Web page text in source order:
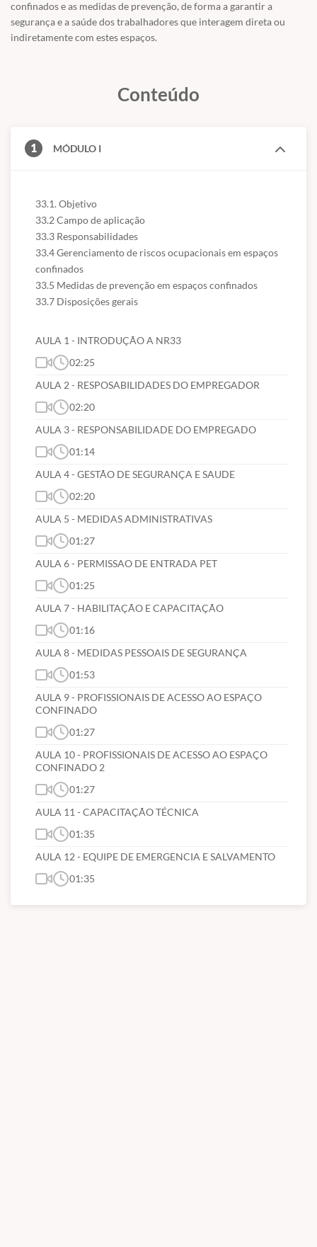
confinados e as medidas de prevenção, de forma a garantir a
segurança e a saúde dos trabalhadores que interagem direta ou
indiretamente com estes espaços.
Conteúdo
1 MÓDULO I
33.1. Objetivo
33.2 Campo de aplicação
33.3 Responsabilidades
33.4 Gerenciamento de riscos ocupacionais em espaços
confinados
33.5 Medidas de prevenção em espaços confinados
33.7 Disposições gerais
AULA 1 - INTRODUÇÃO A NR33
02:25
AULA 2 - RESPOSABILIDADES DO EMPREGADOR
02:20
AULA 3 - RESPONSABILIDADE DO EMPREGADO
01:14
AULA 4 - GESTÃO DE SEGURANÇA E SAUDE
02:20
AULA 5 - MEDIDAS ADMINISTRATIVAS
01:27
AULA 6 - PERMISSAO DE ENTRADA PET
01:25
AULA 7 - HABILITAÇÃO E CAPACITAÇÃO
01:16
AULA 8 - MEDIDAS PESSOAIS DE SEGURANÇA
01:53
AULA 9 - PROFISSIONAIS DE ACESSO AO ESPAÇO
CONFINADO
01:27
AULA 10 - PROFISSIONAIS DE ACESSO AO ESPAÇO
CONFINADO 2
01:27
AULA 11 - CAPACITAÇÃO TÉCNICA
01:35
AULA 12 - EQUIPE DE EMERGENCIA E SALVAMENTO
01:35